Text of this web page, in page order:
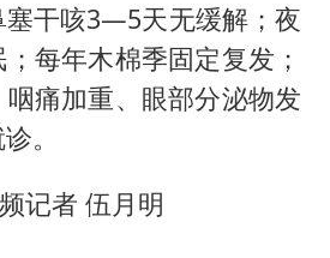
塞干咳3—5天无缓解；夜
每年木棉季固定复发；
痛加重、眼部分泌物发
。
记者 伍月明